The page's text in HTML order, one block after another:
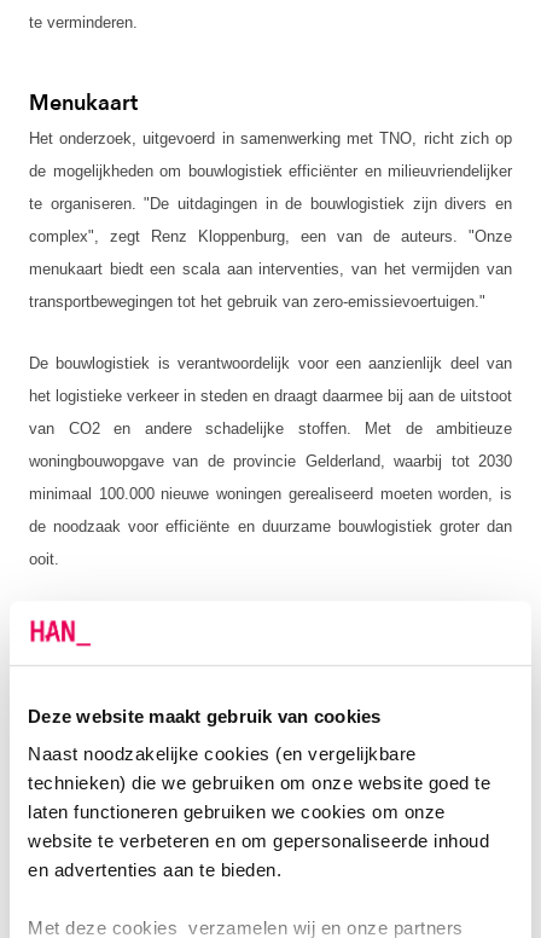
Deze website maakt gebruik van cookies
Naast noodzakelijke cookies (en vergelijkbare
technieken) die we gebruiken om onze website goed te
laten functioneren gebruiken we cookies om onze
website te verbeteren en om gepersonaliseerde inhoud
en advertenties aan te bieden.
Met deze cookies verzamelen wij en onze partners
te verminderen.
Menukaart
Het onderzoek, uitgevoerd in samenwerking met TNO, richt zich op
de mogelijkheden om bouwlogistiek efficiënter en milieuvriendelijker
te organiseren. "De uitdagingen in de bouwlogistiek zijn divers en
complex", zegt Renz Kloppenburg, een van de auteurs. "Onze
menukaart biedt een scala aan interventies, van het vermijden van
transportbewegingen tot het gebruik van zero-emissievoertuigen."
De bouwlogistiek is verantwoordelijk voor een aanzienlijk deel van
het logistieke verkeer in steden en draagt daarmee bij aan de uitstoot
van CO2 en andere schadelijke stoffen. Met de ambitieuze
woningbouwopgave van de provincie Gelderland, waarbij tot 2030
minimaal 100.000 nieuwe woningen gerealiseerd moeten worden, is
de noodzaak voor efficiënte en duurzame bouwlogistiek groter dan
ooit.
In het rapport worden concrete voorbeelden gegeven van
naar een bouwplaats met meer dan een kwart verminderen, wat
resulteert in een aanzienlijke reductie van emissies en
transportkosten.